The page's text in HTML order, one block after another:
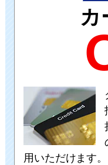
カ
用いただけます。